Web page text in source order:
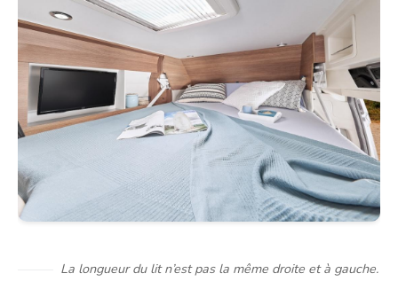
La longueur du lit n’est pas la même droite et à gauche.